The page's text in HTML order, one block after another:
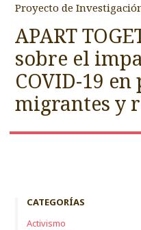
Proyecto de
APART
sobre el
COVID-19
migrantes y
CATEGORÍAS
Activismo